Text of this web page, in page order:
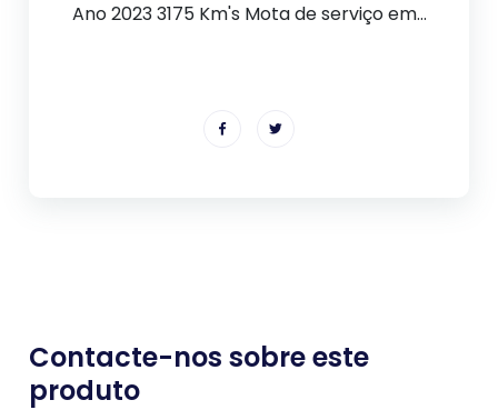
Ano 2023 3175 Km's Mota de serviço em...
Contacte-nos sobre este
produto